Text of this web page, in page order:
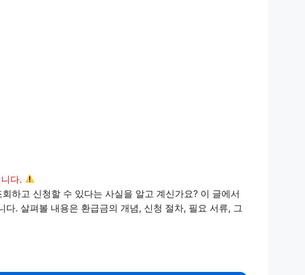
다.
하고 신청할 수 있다는 사실을 알고 계신가요? 이 글에서
. 살펴볼 내용은 환급금의 개념, 신청 절차, 필요 서류, 그